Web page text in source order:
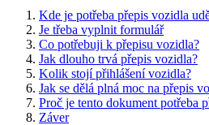
Kde je potřeba přepis vozidla
Je třeba vyplnit formulář
Co potřebuji k přepisu vozidla?
Jak dlouho trvá přepis vozidla?
Kolik stojí přihlášení vozidla?
Jak se dělá plná moc na přepis
Proč je tento dokument potřeba
Záver